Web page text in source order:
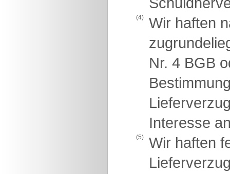
(4)
Wir haften
Nr. 4 BGB
Interesse
(5)
Wir haften